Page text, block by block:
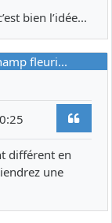
bien l’idée...
fleuri...
différent en
une